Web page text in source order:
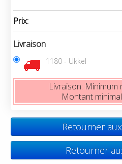
Prix:
Livraison
1180 - Ukkel
Livraison: Minimum
Montant
Retourner
Retourner